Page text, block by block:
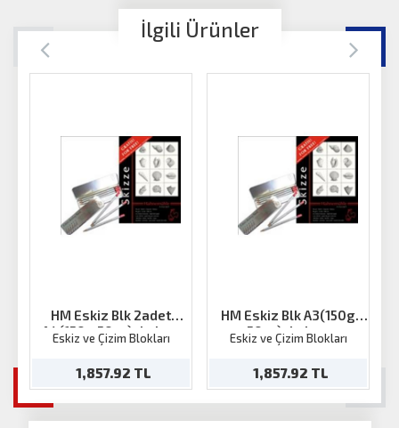
İlgili Ürünler
HM Eskiz Blk 2adet
A4(150g 50ya)+kalem
Eskiz ve Çizim Blokları
1,857.92 TL
HM Eskiz Blk A3(150g
50ya)+kalem
Eskiz ve Çizim Blokları
1,857.92 TL